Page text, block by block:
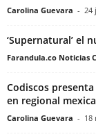
Carolina Guevara - 24
‘Supernatural’ el
Farandula.co Noticias
Codiscos
en regional
Carolina Guevara - 18